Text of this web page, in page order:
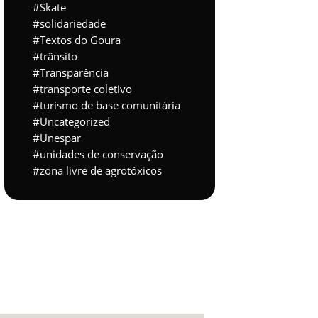
Skate
solidariedade
Textos do Goura
trânsito
Transparência
transporte coletivo
turismo de base comunitária
Uncategorized
Unespar
unidades de conservação
zona livre de agrotóxicos